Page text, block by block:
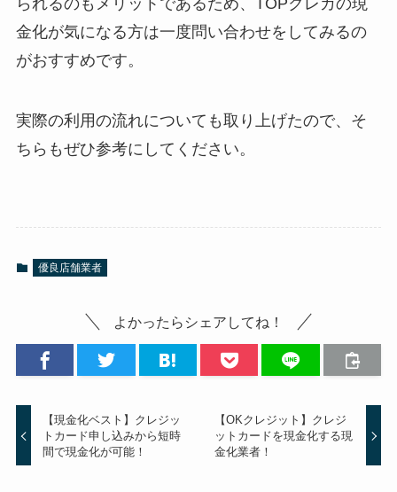
られるのもメリットであるため、TOPクレカの現
金化が気になる方は一度問い合わせをしてみるの
がおすすめです。
実際の利用の流れについても取り上げたので、そ
ちらもぜひ参考にしてください。
優良店舗業者
よかったらシェアしてね！
【現金化ベスト】クレジッ
トカード申し込みから短時
間で現金化が可能！
【OKクレジット】クレジ
ットカードを現金化する現
金化業者！